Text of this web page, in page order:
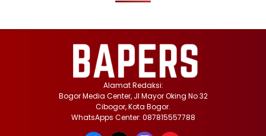
Alamat Redaksi:
Bogor Media Center, Jl Mayor Oking No 32
Cibogor, Kota Bogor.
WhatsApps Center: 087815557788